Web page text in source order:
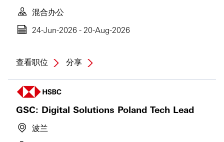
混合办公
24-Jun-2026 - 20-Aug-2026
查看职位 分享
GSC: Digital Solutions Poland Tech Lead
波兰